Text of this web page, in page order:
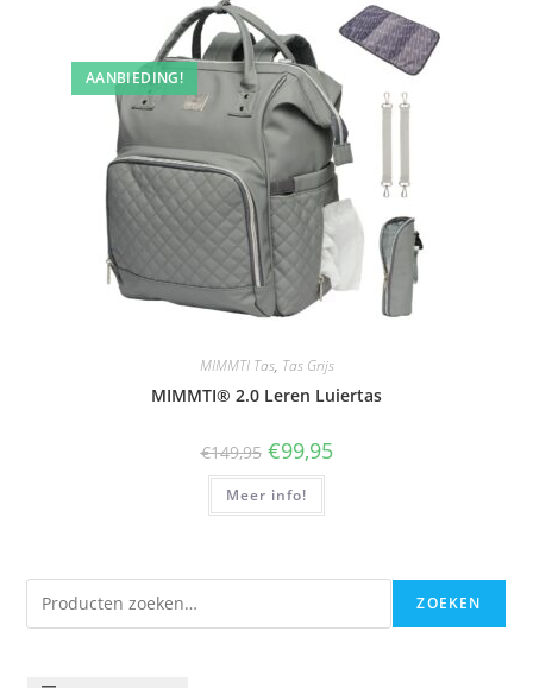
AANBIEDING!
MIMMTI Tas, Tas Grijs
MIMMTI® 2.0 Leren Luiertas
€149,95 Oorspronkelijke
prijs
was:
€149,95.
€99,95Huidige
prijs
Meer info!
Zoeken ZOEKEN